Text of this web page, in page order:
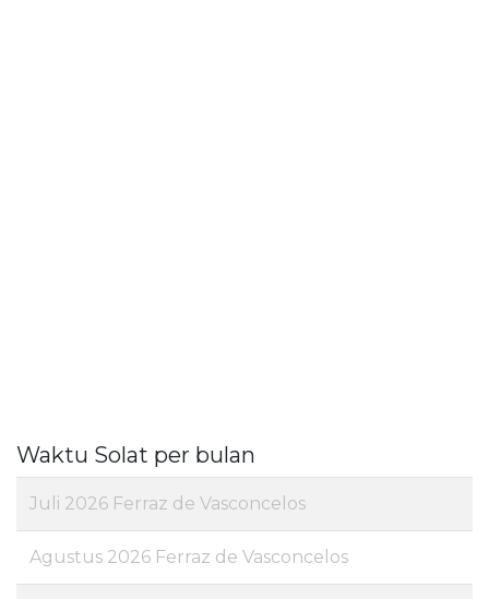
Waktu Solat per bulan
Juli 2026 Ferraz de Vasconcelos
Agustus 2026 Ferraz de Vasconcelos